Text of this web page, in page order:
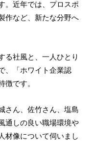
。近年では、プロスポ
作など、新たな分野へ
る社風と、一人ひとり
、「ホワイト企業認
徴です。
さん、佐竹さん、塩島
通しの良い職場環境や
材像について伺いまし